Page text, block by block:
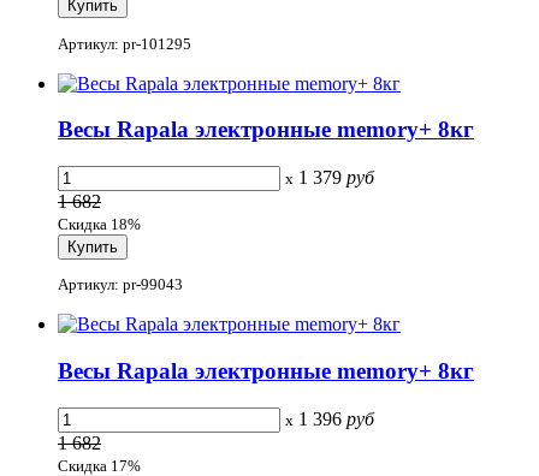
Артикул: pr-101295
Весы Rapala электронные memory+ 8кг
x 1 379 руб
1 682
Скидка 18%
Артикул: pr-99043
Весы Rapala электронные memory+ 8кг
x 1 396 руб
1 682
Скидка 17%